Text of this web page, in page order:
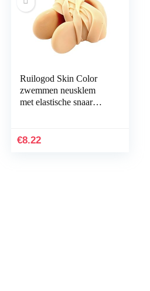
Ruilogod Skin Color
zwemmen neusklem
met elastische snaar
€8.22